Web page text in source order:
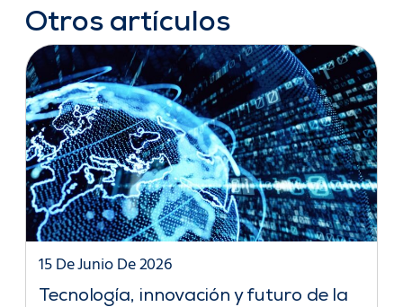
Otros artículos
Tecnología, innovación y futuro de la
15 De Junio De 2026